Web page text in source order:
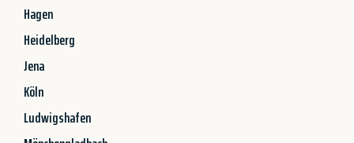
Hagen
Heidelberg
Jena
Köln
Ludwigshafen